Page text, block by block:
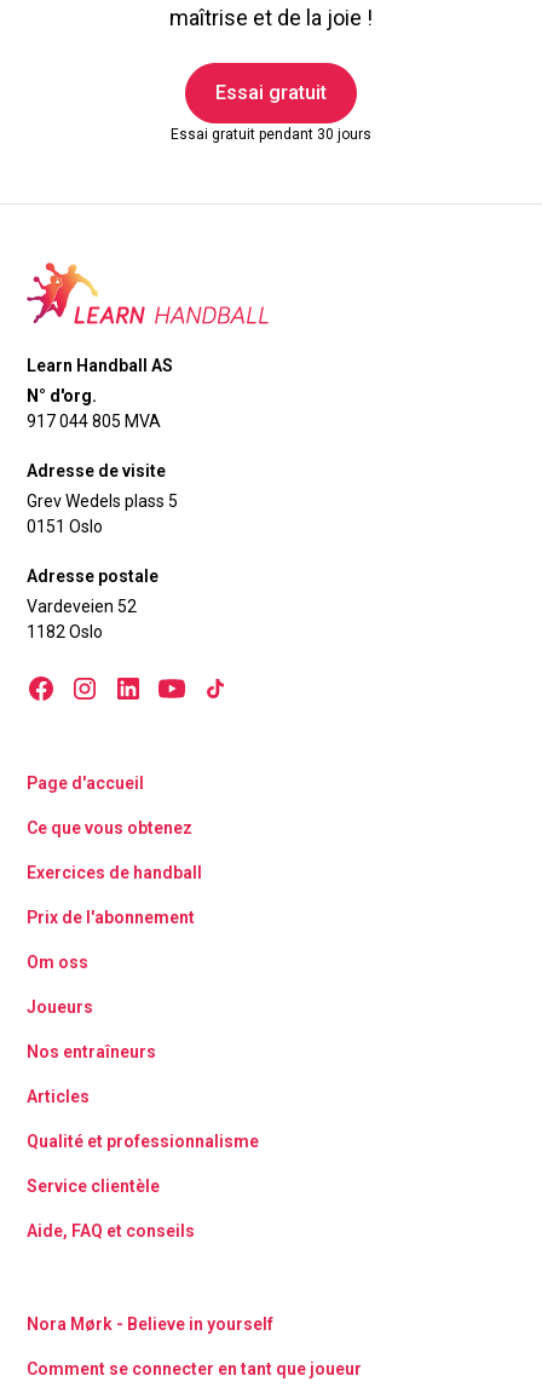
maîtrise et de la joie !
Essai gratuit
Essai gratuit pendant 30 jours
Learn Handball AS
N° d'org.
917 044 805 MVA
Adresse de visite
Grev Wedels plass 5
0151 Oslo
Adresse postale
Vardeveien 52
1182 Oslo
Page d'accueil
Ce que vous obtenez
Exercices de handball
Prix de l'abonnement
Om oss
Joueurs
Nos entraîneurs
Articles
Qualité et professionnalisme
Service clientèle
Aide, FAQ et conseils
Nora Mørk - Believe in yourself
Comment se connecter en tant que joueur